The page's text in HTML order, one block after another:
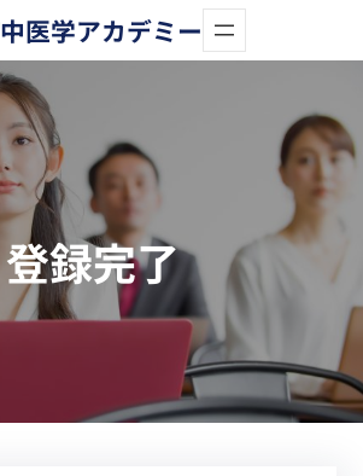
中医学アカデミー
登録完了